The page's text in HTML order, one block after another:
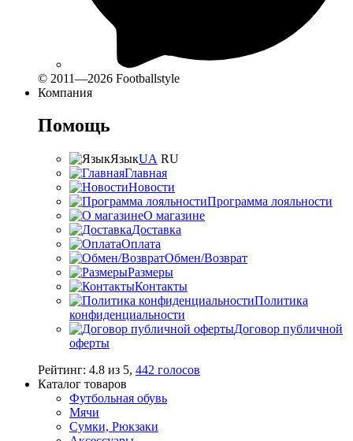
© 2011—2026 Footballstyle
Компания
Помощь
ЯзыкUA RU
Главная
Новости
Программа лояльности
О магазине
Доставка
Оплата
Обмен/Возврат
Размеры
Контакты
Политика
конфиденциальности
Договор публичной
оферты
Рейтинг: 4.8 из 5, 442 голосов
Каталог товаров
Футбольная обувь
Мячи
Сумки, Рюкзаки